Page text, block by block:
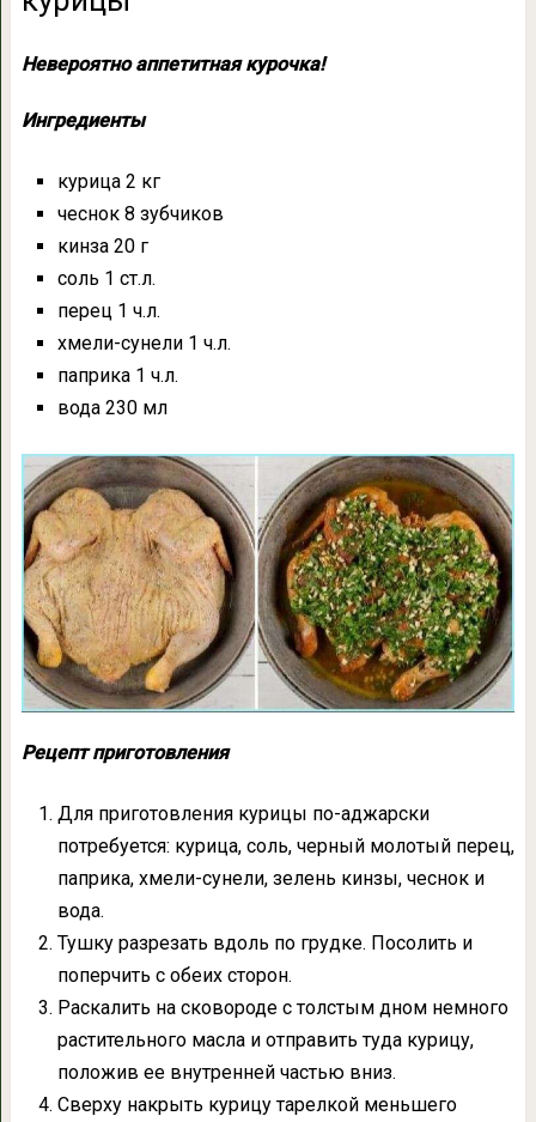
Невероятно аппетитная курочка!
Ингредиенты
курица 2 кг
чеснок 8 зубчиков
кинза 20 г
соль 1 ст.л.
перец 1 ч.л.
хмели-сунели 1 ч.л.
паприка 1 ч.л.
вода 230 мл
Рецепт приготовления
Для приготовления курицы по-аджарски
потребуется: курица, соль, черный молотый перец,
паприка, хмели-сунели, зелень кинзы, чеснок и
вода.
Тушку разрезать вдоль по грудке. Посолить и
поперчить с обеих сторон.
Раскалить на сковороде с толстым дном немного
растительного масла и отправить туда курицу,
положив ее внутренней частью вниз.
Сверху накрыть курицу тарелкой меньшего